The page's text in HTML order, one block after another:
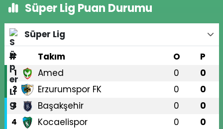
Süper Lig Puan Durumu
Süper Lig
#
Takım O P
1 Amed 0 0
2 Erzurumspor FK 0 0
3 Başakşehir 0 0
4 Kocaelispor 0 0